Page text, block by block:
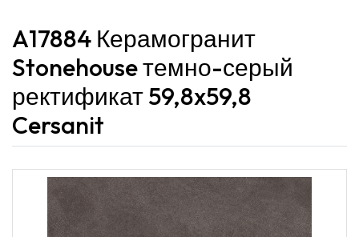
A17884 Керамогранит
Stonehouse темно-серый
ректификат 59,8x59,8
Cersanit